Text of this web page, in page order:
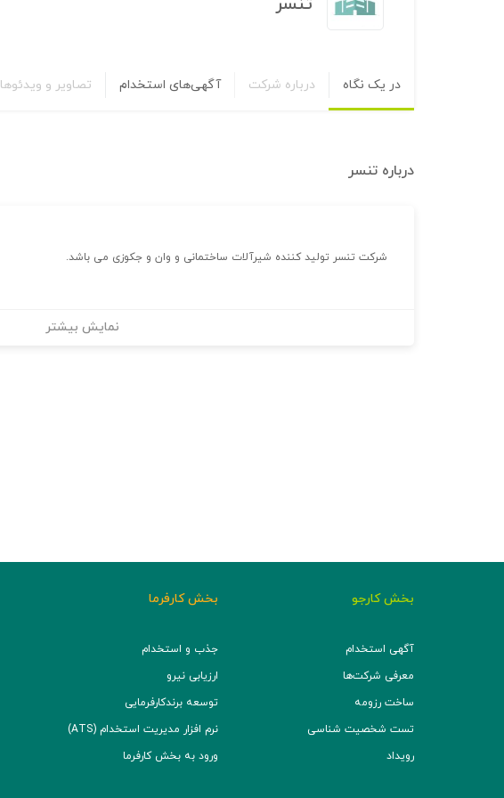
در یک نگاه درباره شرکت آگهی‌های استخدام تصاویر و ویدئوها
درباره تنسر
شرکت تنسر تولید کننده شیرآلات ساختمانی و وان و جکوزی می باشد.
نمایش بیشتر
بخش کارجو
آگهی استخدام
معرفی شرکت‌ها
ساخت رزومه
تست شخصیت شناسی
رویداد
بخش کارفرما
جذب و استخدام
ارزیابی نیرو
توسعه برند‌کارفرمایی
نرم افزار مدیریت استخدام (ATS)
ورود به بخش کارفرما